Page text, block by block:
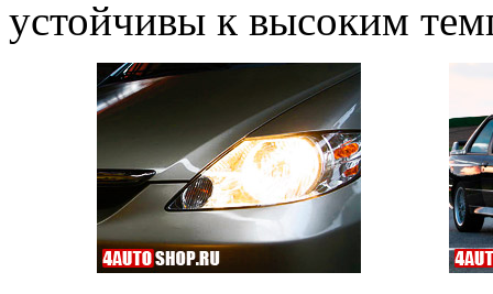
устойчивы к высоким